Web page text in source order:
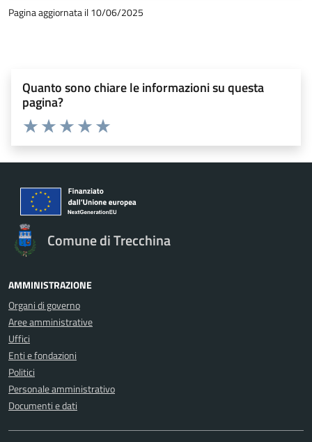
Pagina aggiornata il 10/06/2025
Quanto sono chiare le informazioni su questa
pagina?
Valuta 5 stelle su 5
Valuta 4 stelle su 5
Valuta 3 stelle su 5
Valuta 2 stelle su 5
Valuta 1 stelle su 5
Comune di Trecchina
AMMINISTRAZIONE
Organi di governo
Aree amministrative
Uffici
Enti e fondazioni
Politici
Personale amministrativo
Documenti e dati